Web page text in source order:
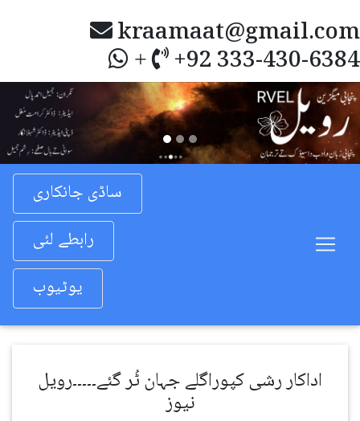
kraamaat@gmail.com
+ +92 333-430-6384
Previous
ساڈی جانکاری
رابطے لئی
یوٹیوب
اداکار رشی کپوراگلے جہان ٹُر گئے۔۔۔۔۔رویل
نیوز